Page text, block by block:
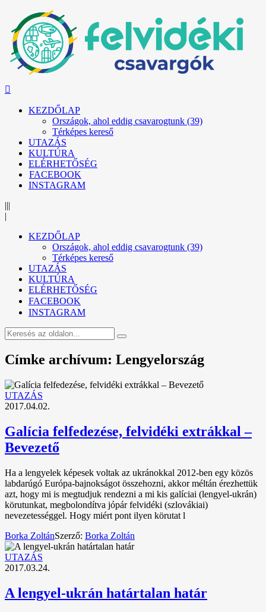
KEZDŐLAP
Országok, ahol eddig csavarogtunk (39)
Térképes kereső
UTAZÁS
KULTÚRA
ELÉRHETŐSÉG
FACEBOOK
INSTAGRAM
|||
|
KEZDŐLAP
Országok, ahol eddig csavarogtunk (39)
Térképes kereső
UTAZÁS
KULTÚRA
ELÉRHETŐSÉG
FACEBOOK
INSTAGRAM
Címke archívum: Lengyelország
UTAZÁS
2017.04.02.
Galícia felfedezése, felvidéki extrákkal –
Bevezető
Ha a lengyelek képesek voltak az ukránokkal 2012-ben egy közös
labdarúgó Európa-bajnokságot összehozni, akkor méltán érezhettük
azt, hogy mi is megtudjuk rendezni a mi kis galíciai (lengyel-ukrán)
körutunkat, megbolondítva jópár felvidéki (szlovákiai)
nevezetességgel. Hogy miért pont ilyen körutat l
Borka ZoltánSzerző: Borka Zoltán
UTAZÁS
2017.03.24.
A lengyel-ukrán határtalan határ